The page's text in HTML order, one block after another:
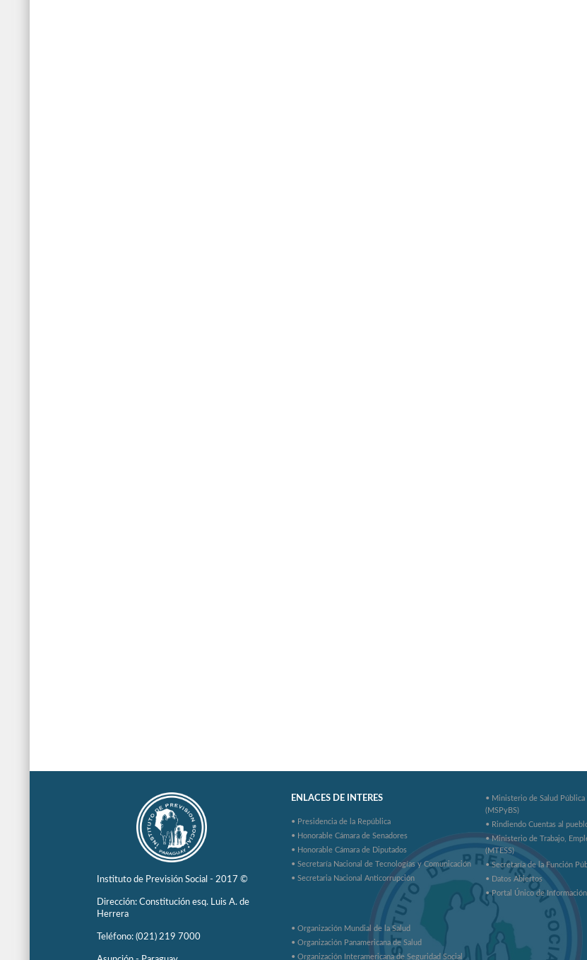
Instituto de Previsión Social - 2017 ©
Dirección: Constitución esq. Luis A. de
Herrera
Teléfono: (021) 219 7000
ENLACES DE INTERES
• Presidencia de la República
• Honorable Cámara de Senadores
• Honorable Cámara de Diputados
• Secretaría Nacional de Tecnologías y Comunicación
• Secretaria Nacional Anticorrupción
• Ministerio de Salud Pública
(MSPyBS)
• Rindiendo Cuentas al
• Ministerio de Trabajo,
(MTESS)
• Secretaría de la Función
• Datos Abiertos
• Portal Único de
• Organización Mundial de la Salud
• Organización Panamericana de Salud
• Organización Interamericana de Seguridad Social